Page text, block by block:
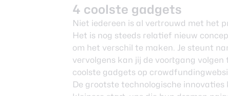
4 coolste gadgets
Niet iedereen is al vertrouwd met het
Het is nog steeds relatief nieuw
om het verschil te maken. Je steunt
vervolgens kan jij de voortgang
coolste gadgets op
De grootste technologische innovaties